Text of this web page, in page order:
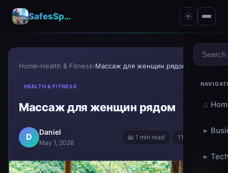
SafesSpace – A Secure Place for Growth & Support
⌂
▸
▸
Home›Health & Fitness›Массаж для женщин рядом
HEALTH & FITNESS
Массаж для женщин рядом
D Daniel
May 1, 2026
📖 1 min read 11 words